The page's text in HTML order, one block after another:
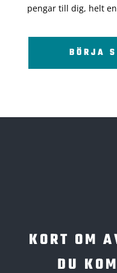
pengar till dig, helt
BÖRJA
KORT OM
DU